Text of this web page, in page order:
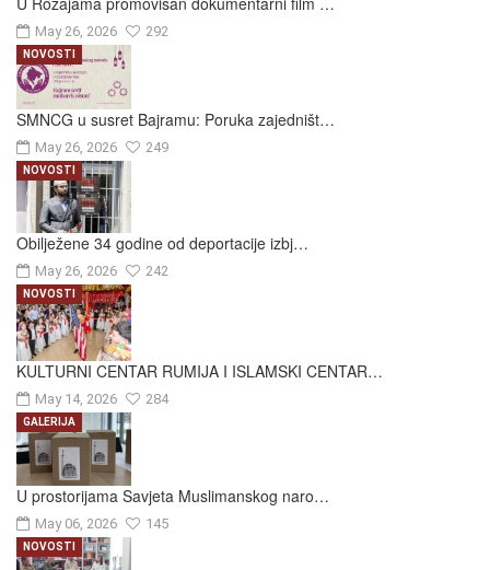
May 26, 2026 292
SMNCG u susret Bajramu: Poruka zajedništ…
May 26, 2026 249
NOVOSTI
Obilježene 34 godine od deportacije izbj…
May 26, 2026 242
NOVOSTI
KULTURNI CENTAR RUMIJA I ISLAMSKI CENTAR…
May 14, 2026 284
NOVOSTI
U prostorijama Savjeta Muslimanskog naro…
May 06, 2026 145
GALERIJA
NOVOSTI